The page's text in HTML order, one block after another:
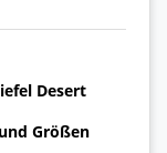
Desert
Größen